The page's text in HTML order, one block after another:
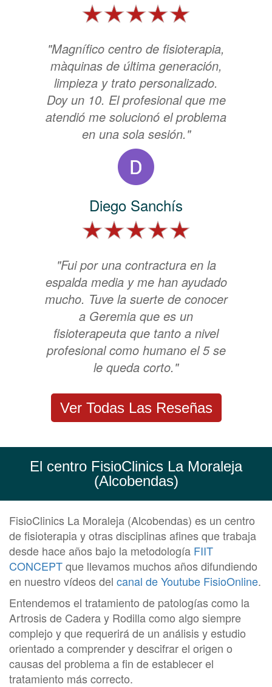
"Magnífico centro de fisioterapia,
màquinas de última generación,
limpieza y trato personalizado.
Doy un 10. El profesional que me
atendió me solucionó el problema
en una sola sesión."
Diego Sanchís
"Fui por una contractura en la
espalda media y me han ayudado
mucho. Tuve la suerte de conocer
a Geremia que es un
fisioterapeuta que tanto a nivel
profesional como humano el 5 se
le queda corto."
Ver Todas Las Reseñas
El centro FisioClinics La Moraleja
(Alcobendas)
FisioClinics La Moraleja (Alcobendas) es un centro
de fisioterapia y otras disciplinas afines que trabaja
desde hace años bajo la metodología FIIT
CONCEPTque llevamos muchos años difundiendo
en nuestro vídeos del canal de Youtube FisioOnline.
Entendemos el tratamiento de patologías como la
Artrosis de Cadera y Rodilla como algo siempre
complejo y que requerirá de un análisis y estudio
orientado a comprender y descifrar el origen o
causas del problema a fin de establecer el
tratamiento más correcto.